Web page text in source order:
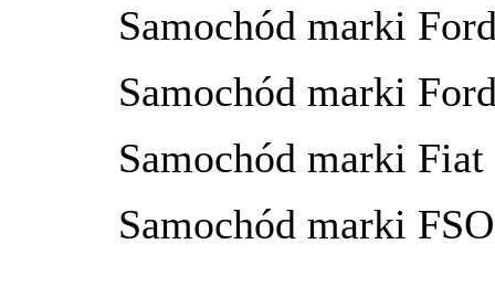
Samochód marki
Samochód marki
Samochód marki Fiat
Samochód marki